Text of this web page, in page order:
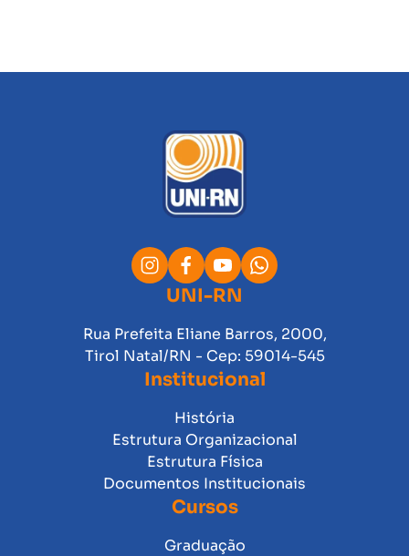
UNI-RN
Rua Prefeita Eliane Barros, 2000,
Tirol Natal/RN - Cep: 59014-545
Institucional
História
Estrutura Organizacional
Estrutura Física
Documentos Institucionais
Cursos
Graduação